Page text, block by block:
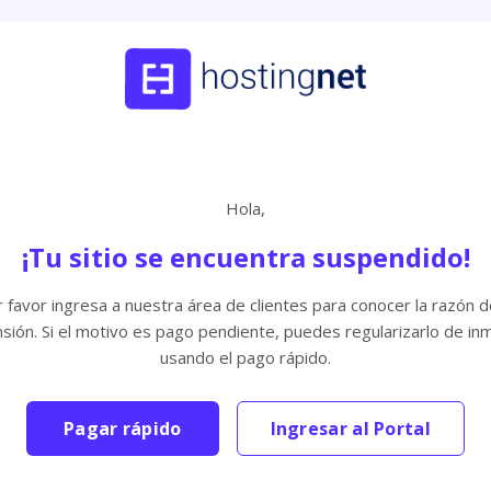
Hola,
¡Tu sitio se encuentra suspendido!
favor ingresa a nuestra área de clientes para conocer la razón
Si el motivo es pago pendiente, puedes regularizarlo de
usando el pago rápido.
Pagar rápido Ingresar al Portal